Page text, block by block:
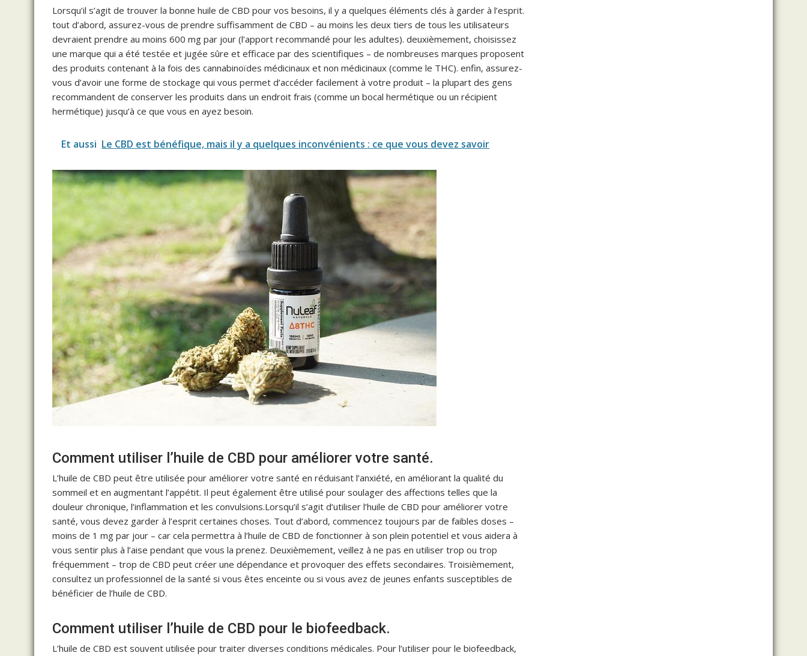
Lorsqu’il s’agit de trouver la bonne huile de CBD pour vos besoins, il y a quelques éléments clés à garder à l’esprit.
tout d’abord, assurez-vous de prendre suffisamment de CBD – au moins les deux tiers de tous les utilisateurs
devraient prendre au moins 600 mg par jour (l’apport recommandé pour les adultes). deuxièmement, choisissez
une marque qui a été testée et jugée sûre et efficace par des scientifiques – de nombreuses marques proposent
des produits contenant à la fois des cannabinoïdes médicinaux et non médicinaux (comme le THC). enfin, assurez-
vous d’avoir une forme de stockage qui vous permet d’accéder facilement à votre produit – la plupart des gens
recommandent de conserver les produits dans un endroit frais (comme un bocal hermétique ou un récipient
hermétique) jusqu’à ce que vous en ayez besoin.
Et aussi Le CBD est bénéfique, mais il y a quelques inconvénients : ce que vous devez savoir
Comment utiliser l’huile de CBD pour améliorer votre santé.
L’huile de CBD peut être utilisée pour améliorer votre santé en réduisant l’anxiété, en améliorant la qualité du
sommeil et en augmentant l’appétit. Il peut également être utilisé pour soulager des affections telles que la
douleur chronique, l’inflammation et les convulsions.Lorsqu’il s’agit d’utiliser l’huile de CBD pour améliorer votre
santé, vous devez garder à l’esprit certaines choses. Tout d’abord, commencez toujours par de faibles doses –
moins de 1 mg par jour – car cela permettra à l’huile de CBD de fonctionner à son plein potentiel et vous aidera à
vous sentir plus à l’aise pendant que vous la prenez. Deuxièmement, veillez à ne pas en utiliser trop ou trop
fréquemment – trop de CBD peut créer une dépendance et provoquer des effets secondaires. Troisièmement,
consultez un professionnel de la santé si vous êtes enceinte ou si vous avez de jeunes enfants susceptibles de
bénéficier de l’huile de CBD.
Comment utiliser l’huile de CBD pour le biofeedback.
L’huile de CBD est souvent utilisée pour traiter diverses conditions médicales. Pour l’utiliser pour le biofeedback,